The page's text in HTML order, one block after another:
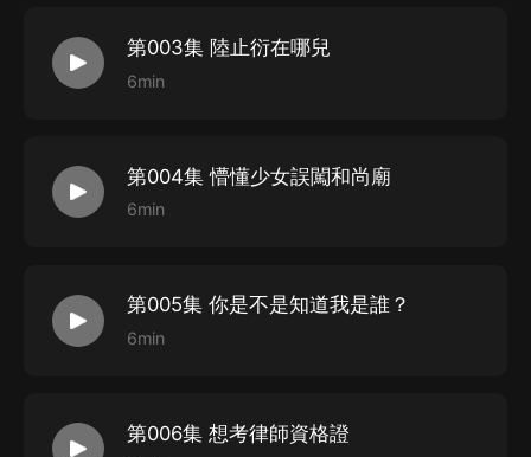
第003集 陸止衍在哪兒
6min
第004集 懵懂少女誤闖和尚廟
6min
第005集 你是不是知道我是誰？
6min
第006集 想考律師資格證